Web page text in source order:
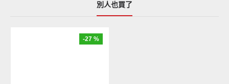
別人也買了
-27 %